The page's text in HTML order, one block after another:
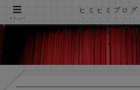
ヒミヒミブ
メニュー
ヒミヒミブログ